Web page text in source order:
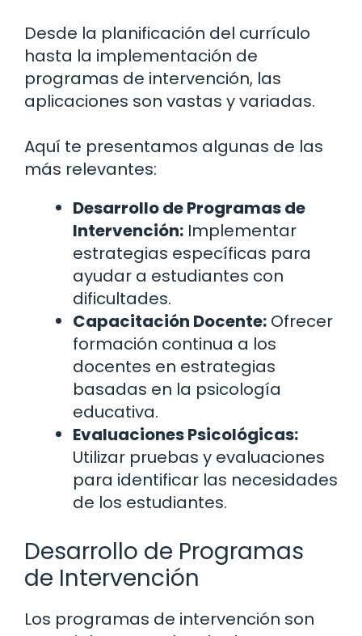
Desde la planificación del currículo
hasta la implementación de
programas de intervención, las
aplicaciones son vastas y variadas.
Aquí te presentamos algunas de las
más relevantes:
Desarrollo de Programas de
Intervención: Implementar
estrategias específicas para
ayudar a estudiantes con
dificultades.
Capacitación Docente: Ofrecer
formación continua a los
docentes en estrategias
basadas en la psicología
educativa.
Evaluaciones Psicológicas:
Utilizar pruebas y evaluaciones
para identificar las necesidades
de los estudiantes.
Desarrollo de Programas
de Intervención
Los programas de intervención son